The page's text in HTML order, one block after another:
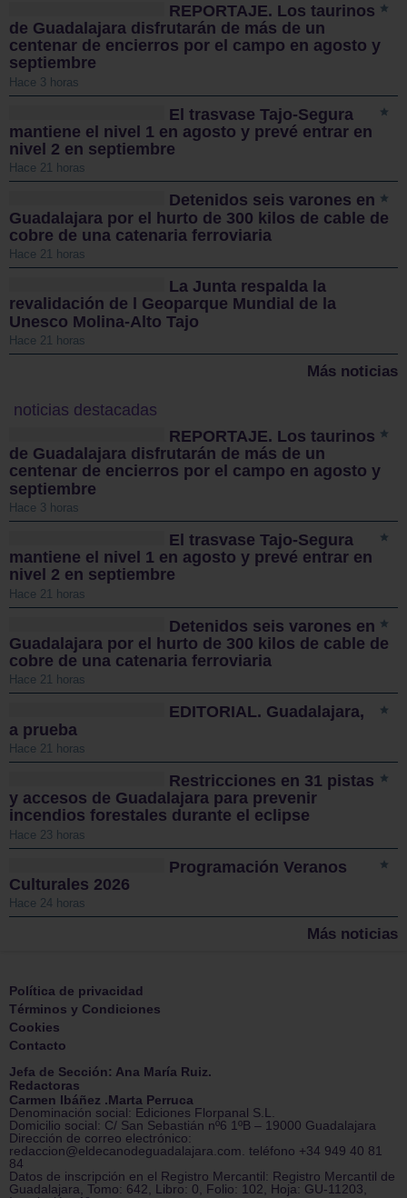
REPORTAJE. Los taurinos
de Guadalajara disfrutarán de más de un
centenar de encierros por el campo en agosto y
septiembre
Hace 3 horas
El trasvase Tajo-Segura
mantiene el nivel 1 en agosto y prevé entrar en
nivel 2 en septiembre
Hace 21 horas
Detenidos seis varones en
Guadalajara por el hurto de 300 kilos de cable de
cobre de una catenaria ferroviaria
Hace 21 horas
La Junta respalda la
revalidación de l Geoparque Mundial de la
Unesco Molina-Alto Tajo
Hace 21 horas
Más noticias
noticias destacadas
REPORTAJE. Los taurinos
de Guadalajara disfrutarán de más de un
centenar de encierros por el campo en agosto y
septiembre
Hace 3 horas
El trasvase Tajo-Segura
mantiene el nivel 1 en agosto y prevé entrar en
nivel 2 en septiembre
Hace 21 horas
Detenidos seis varones en
Guadalajara por el hurto de 300 kilos de cable de
cobre de una catenaria ferroviaria
Hace 21 horas
EDITORIAL. Guadalajara,
a prueba
Hace 21 horas
Restricciones en 31 pistas
y accesos de Guadalajara para prevenir
incendios forestales durante el eclipse
Hace 23 horas
Programación Veranos
Culturales 2026
Hace 24 horas
Más noticias
Política de privacidad
Términos y Condiciones
Cookies
Contacto
Jefa de Sección: Ana María Ruiz.
Redactoras
Carmen Ibáñez .Marta Perruca
Denominación social: Ediciones Florpanal S.L.
Domicilio social: C/ San Sebastián nº6 1ºB – 19000 Guadalajara
Dirección de correo electrónico:
redaccion@eldecanodeguadalajara.com. teléfono +34 949 40 81
84
Datos de inscripción en el Registro Mercantil: Registro Mercantil de
Guadalajara, Tomo: 642, Libro: 0, Folio: 102, Hoja: GU-11203,